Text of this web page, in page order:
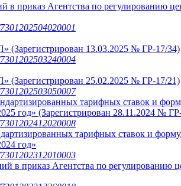
в приказ Агентства по регулированию
(Зарегистрирован 13.03.2025 № ГР-17/34)
(Зарегистрирован 25.02.2025 № ГР-17/21)
тарифных ставок и
год» (Зарегистрирован 28.11.2024 №
тарифных ставок и
год»
в приказ Агентства по регулированию